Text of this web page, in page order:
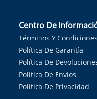
Centro De
Términos Y Condiciones
Política De Garantía
Política De
Política De Envíos
Política De Privacidad